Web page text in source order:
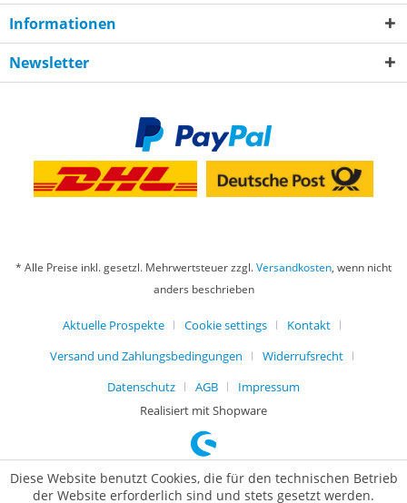
Informationen
Newsletter
* Alle Preise inkl. gesetzl. Mehrwertsteuer zzgl.Versandkosten, wenn nicht
anders beschrieben
Aktuelle Prospekte Cookie settings
Kontakt
Versand und Zahlungsbedingungen
Widerrufsrecht
Datenschutz
AGB
Impressum
Realisiert mit Shopware
Diese Website benutzt Cookies, die für den technischen Betrieb
der Website erforderlich sind und stets gesetzt werden.